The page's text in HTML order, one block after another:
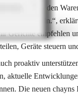
direkt in den
abwickeln.“,
Gerichte empfehlen
Geräte steuern
proaktiv
aktuelle
Die neuen